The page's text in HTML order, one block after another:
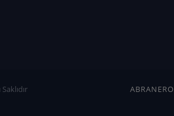
ABRANERO